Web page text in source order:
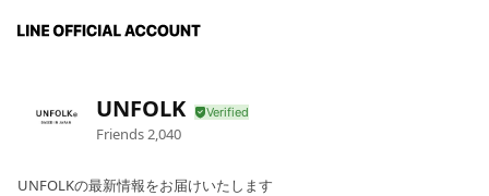
UNFOLK
Friends 2,040
UNFOLKの最新情報をお届けいたします